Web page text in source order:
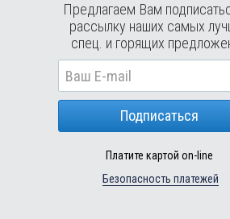
Предлагаем Вам
рассылку наших самых
спец. и горящих
Подписаться
Платите картой on-line
Безопасность платежей